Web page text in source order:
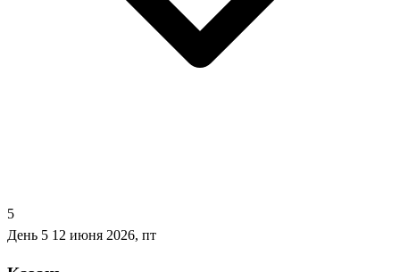
5
День 5 12 июня 2026, пт